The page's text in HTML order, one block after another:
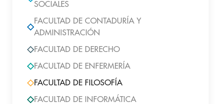
SOCIALES
FACULTAD DE CONTADURÍA Y
ADMINISTRACIÓN
FACULTAD DE DERECHO
FACULTAD DE ENFERMERÍA
FACULTAD DE FILOSOFÍA
FACULTAD DE INFORMÁTICA